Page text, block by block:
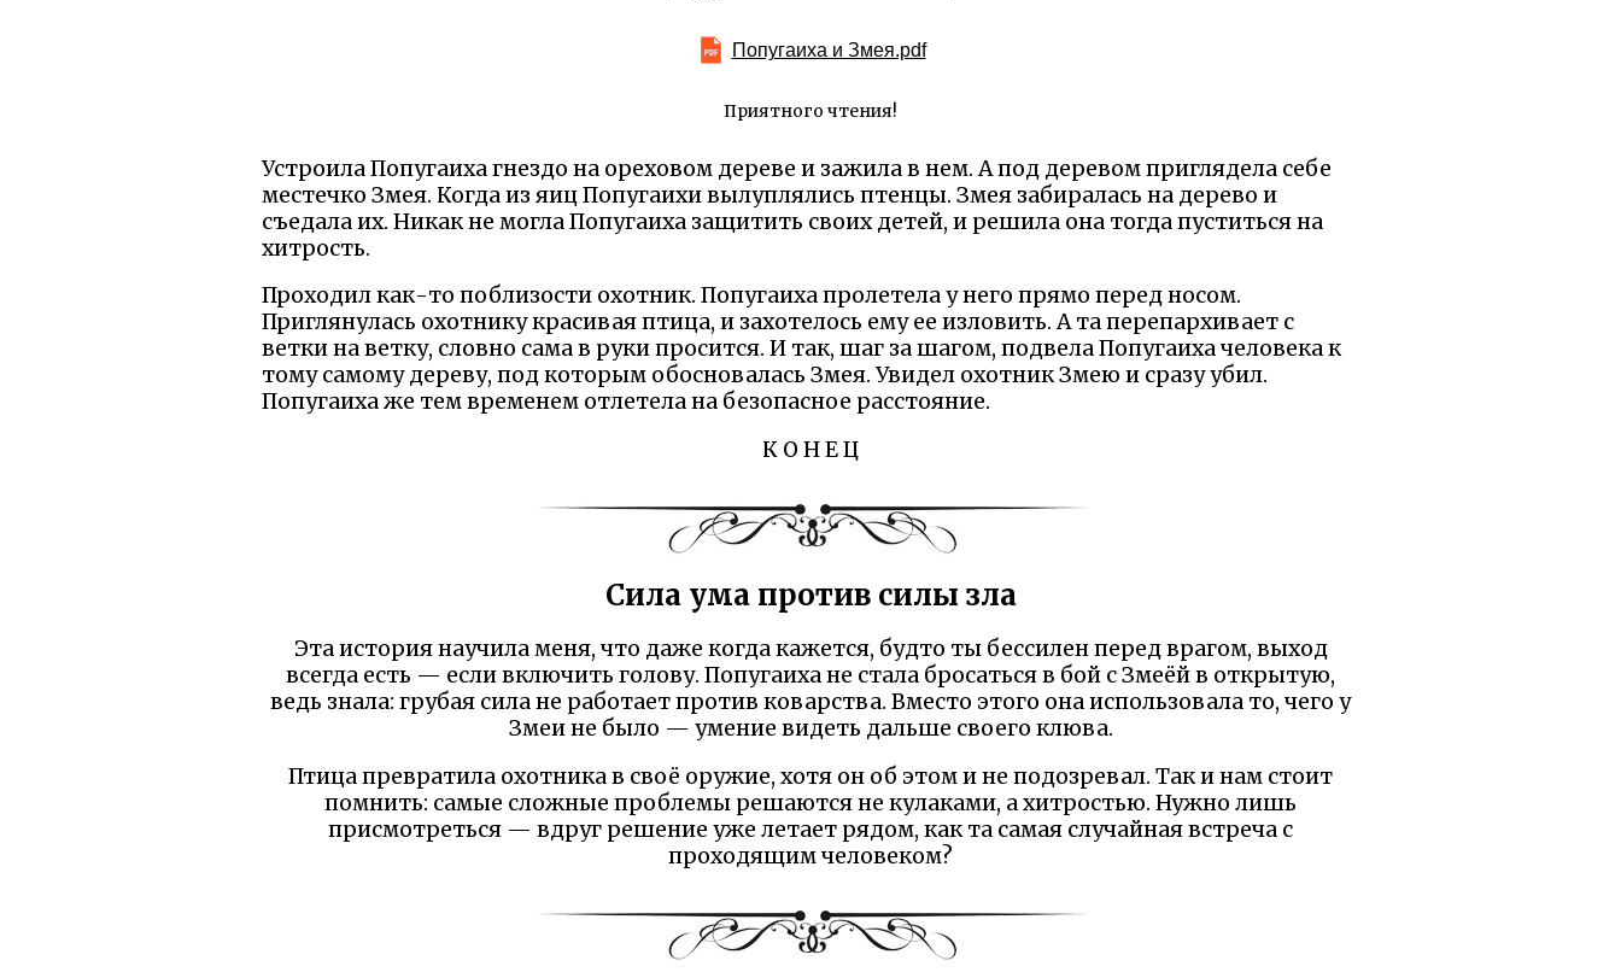
Попугаиха и Змея.pdf
Приятного чтения!
Устроила Попугаиха гнездо на ореховом дереве и зажила в нем. А под деревом приглядела себе
местечко Змея. Когда из яиц Попугаихи вылуплялись птенцы. Змея забиралась на дерево и
съедала их. Никак не могла Попугаиха защитить своих детей, и решила она тогда пуститься на
хитрость.
Проходил как-то поблизости охотник. Попугаиха пролетела у него прямо перед носом.
Приглянулась охотнику красивая птица, и захотелось ему ее изловить. А та перепархивает с
ветки на ветку, словно сама в руки просится. И так, шаг за шагом, подвела Попугаиха человека к
тому самому дереву, под которым обосновалась Змея. Увидел охотник Змею и сразу убил.
Попугаиха же тем временем отлетела на безопасное расстояние.
К О Н Е Ц
Сила ума против силы зла
Эта история научила меня, что даже когда кажется, будто ты бессилен перед врагом, выход
всегда есть — если включить голову. Попугаиха не стала бросаться в бой с Змеёй в открытую,
ведь знала: грубая сила не работает против коварства. Вместо этого она использовала то, чего у
Змеи не было — умение видеть дальше своего клюва.
Птица превратила охотника в своё оружие, хотя он об этом и не подозревал. Так и нам стоит
помнить: самые сложные проблемы решаются не кулаками, а хитростью. Нужно лишь
присмотреться — вдруг решение уже летает рядом, как та самая случайная встреча с
проходящим человеком?